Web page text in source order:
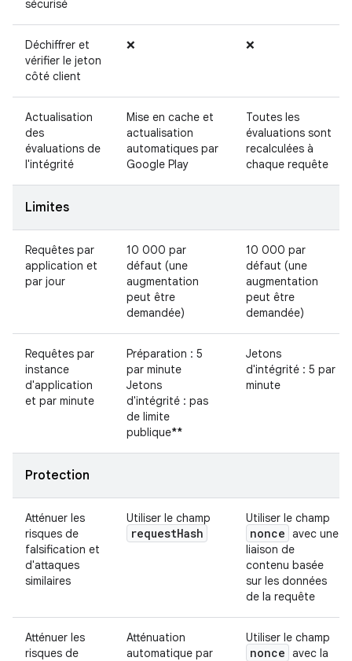
sécurisé
Déchiffrer et
vérifier le jeton
côté client
❌ ❌
Actualisation
des
évaluations de
l'intégrité
Mise en cache et
actualisation
automatiques par
Google Play
Toutes les
évaluations sont
recalculées à
chaque requête
Limites
Requêtes par
application et
par jour
10 000 par
défaut (une
augmentation
peut être
demandée)
10 000 par
défaut (une
augmentation
peut être
demandée)
Requêtes par
instance
d'application
et par minute
Préparation : 5
par minute
Jetons
d'intégrité : pas
de limite
publique**
Jetons
d'intégrité : 5 par
minute
Protection
Atténuer les
risques de
falsification et
d'attaques
similaires
Utiliser le champ
requestHash
Utiliser le champ
nonce avec une
liaison de
contenu basée
sur les données
de la requête
Atténuer les
risques de
Atténuation
automatique par
Utiliser le champ
nonce avec la